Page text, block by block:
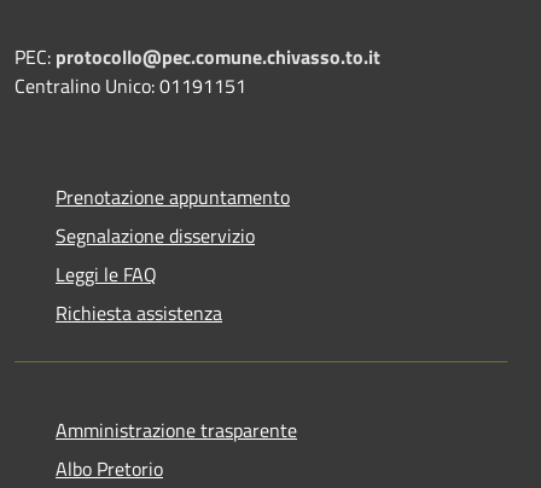
PEC: protocollo@pec.comune.chivasso.to.it
Centralino Unico: 01191151
Prenotazione appuntamento
Segnalazione disservizio
Leggi le FAQ
Richiesta assistenza
Amministrazione trasparente
Albo Pretorio